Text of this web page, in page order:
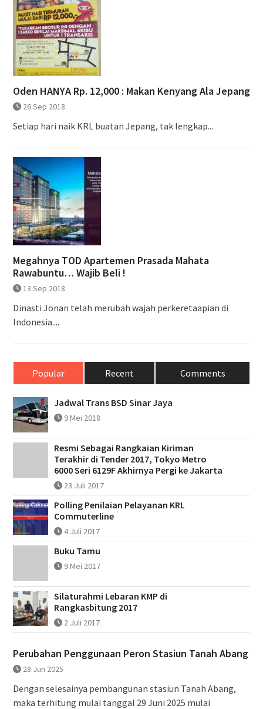
Oden HANYA Rp. 12,000 : Makan Kenyang Ala Jepang
26 Sep 2018
Setiap hari naik KRL buatan Jepang, tak lengkap...
Megahnya TOD Apartemen Prasada Mahata
Rawabuntu… Wajib Beli !
13 Sep 2018
Dinasti Jonan telah merubah wajah perkeretaapian di
Indonesia....
Popular Recent Comments
Jadwal Trans BSD Sinar Jaya
9 Mei 2018
Resmi Sebagai Rangkaian Kiriman
Terakhir di Tender 2017, Tokyo Metro
6000 Seri 6129F Akhirnya Pergi ke Jakarta
23 Juli 2017
Polling Penilaian Pelayanan KRL
Commuterline
4 Juli 2017
Buku Tamu
9 Mei 2017
Silaturahmi Lebaran KMP di
Rangkasbitung 2017
2 Juli 2017
Perubahan Penggunaan Peron Stasiun Tanah Abang
28 Jun 2025
Dengan selesainya pembangunan stasiun Tanah Abang,
maka terhitung mulai tanggal 29 Juni 2025 mulai